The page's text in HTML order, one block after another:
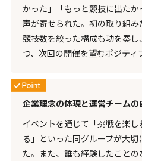
かった」「もっと競技に出た
声が寄せられた。初の取り組み
競技数を絞った構成も功を奏
つ、次回の開催を望むポジティ
企業理念の体現と運営チームの
イベントを通じて「挑戦を楽
る」といった同グループが大
た。また、誰も経験したこと